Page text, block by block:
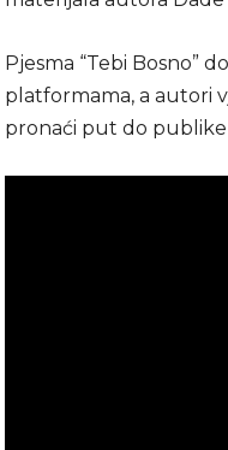
Pjesma “Tebi Bosno”
platformama, a autori
pronaći put do publike